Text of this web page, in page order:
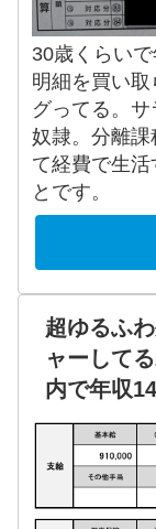
30歳くらい
明細を買い
グってる。
奴隷。分離
て経費で生
とです。
超ゆるふ
ャーして
内で年収